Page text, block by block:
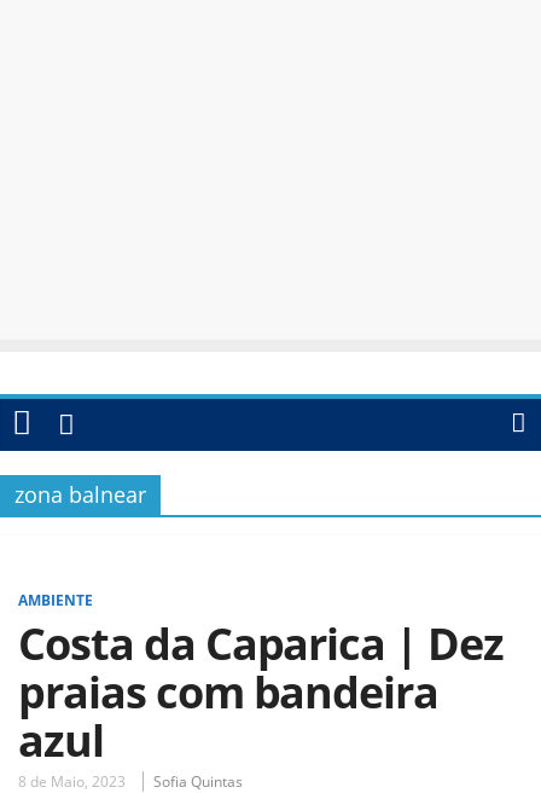
zona balnear
AMBIENTE
Costa da Caparica | Dez
praias com bandeira
azul
8 de Maio, 2023 Sofia Quintas